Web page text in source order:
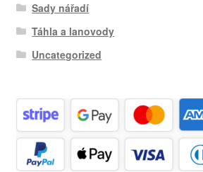
Sady nářadí
Táhla a lanovody
Uncategorized